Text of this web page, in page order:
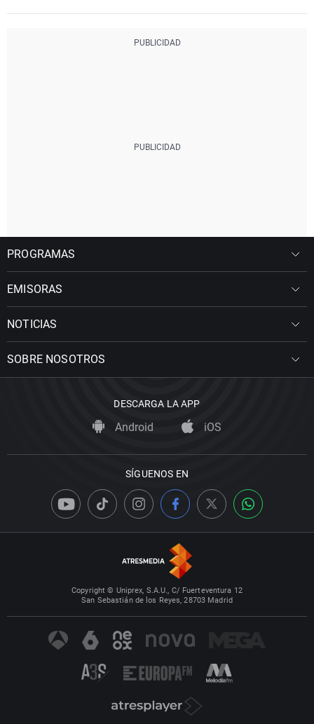
PROGRAMAS
EMISORAS
NOTICIAS
SOBRE NOSOTROS
DESCARGA LA APP
Android iOS
SÍGUENOS EN
Copyright © Uniprex, S.A.U., C/ Fuerteventura 12
San Sebastián de los Reyes, 28703 Madrid